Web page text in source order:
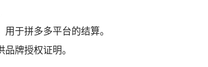
于拼多多平台的结算。
牌授权证明。